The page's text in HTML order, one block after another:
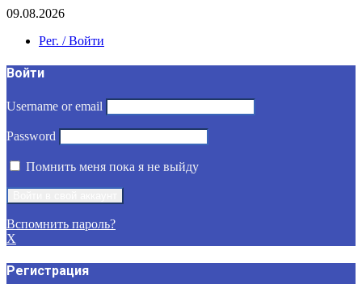
09.08.2026
Рег. / Войти
Войти
Username or email
Password
Помнить меня пока я не выйду
Вспомнить пароль?
X
Регистрация